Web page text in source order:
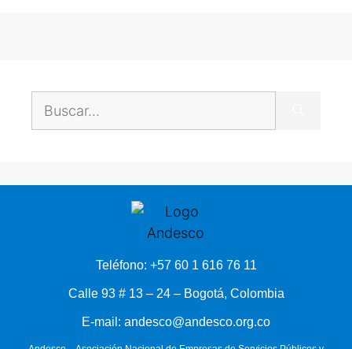
Teléfono: +57 60 1 616 76 11
Calle 93 # 13 – 24 – Bogotá, Colombia
E-mail: andesco@andesco.org.co